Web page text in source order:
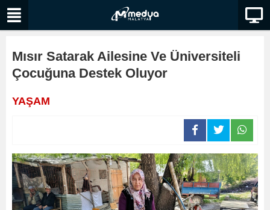
Mısır Satarak Ailesine Ve Üniversiteli
Çocuğuna Destek Oluyor
YAŞAM